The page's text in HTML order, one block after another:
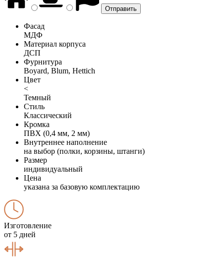
Фасад
МДФ
Материал корпуса
ДСП
Фурнитура
Boyard, Blum, Hettich
Цвет
<
Темный
Стиль
Классический
Кромка
ПВХ (0,4 мм, 2 мм)
Внутреннее наполнение
на выбор (полки, корзины, штанги)
Размер
индивидуальный
Цена
указана за базовую комплектацию
Изготовление
от 5 дней